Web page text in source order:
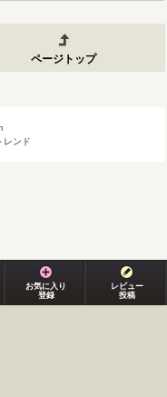
ページトップ
レンド
お気に入り
登録
レビュー
投稿